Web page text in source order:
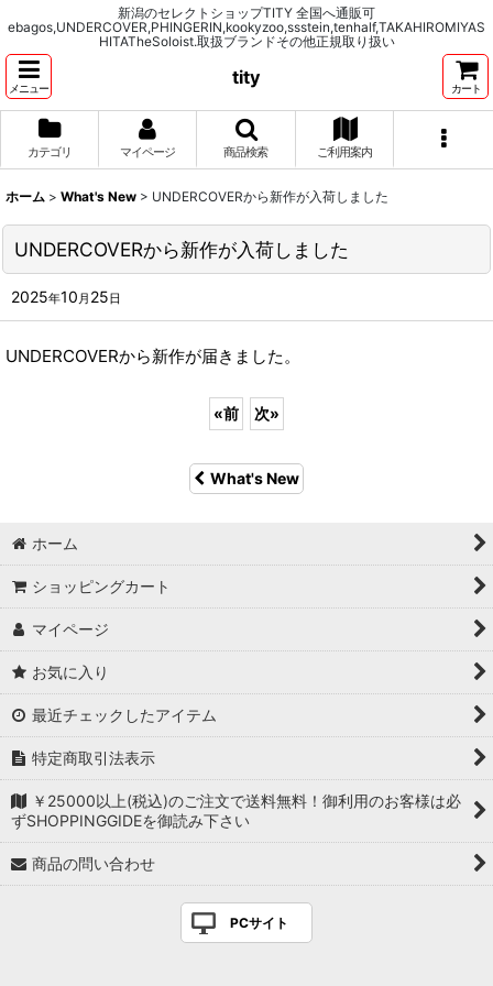
新潟のセレクトショップTITY 全国へ通販可
ebagos,UNDERCOVER,PHINGERIN,kookyzoo,ssstein,tenhalf,TAKAHIROMIYAS
HITATheSoloist.取扱ブランドその他正規取り扱い
メニュー
tity
カート
カテゴリ マイページ 商品検索 ご利用案内
ホーム > What's New > UNDERCOVERから新作が入荷しました
UNDERCOVERから新作が入荷しました
2025年10 月 25日
UNDERCOVERから新作が届きました。
«前 次»
What's New
ホーム
ショッピングカート
マイページ
お気に入り
最近チェックしたアイテム
特定商取引法表示
￥25000以上(税込)のご注文で送料無料！御利用のお客様は必
ずSHOPPINGGIDEを御読み下さい
商品の問い合わせ
PCサイト